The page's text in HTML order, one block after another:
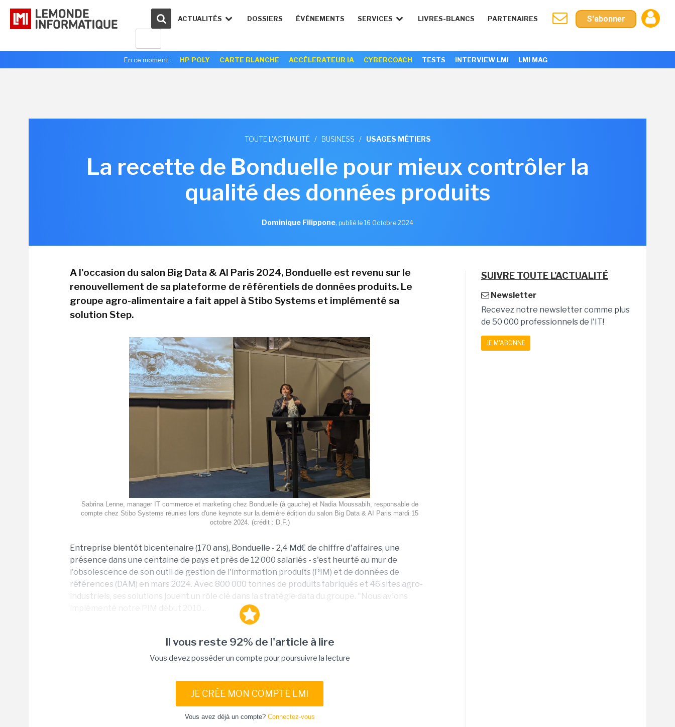
ACTUALITÉS DOSSIERS ÉVÉNEMENTS SERVICES LIVRES-BLANCS PARTENAIRES S'abonner
En ce moment : HP POLY CARTE BLANCHE ACCÉLERATEUR IA CYBERCOACH TESTS INTERVIEW LMI LMI MAG
TOUTE L'ACTUALITÉ / BUSINESS / USAGES MÉTIERS
La recette de Bonduelle pour mieux contrôler la
qualité des données produits
Dominique Filippone, publié le 16 Octobre 2024
A l'occasion du salon Big Data & AI Paris 2024, Bonduelle est revenu sur le
renouvellement de sa plateforme de référentiels de données produits. Le
groupe agro-alimentaire a fait appel à Stibo Systems et implémenté sa
solution Step.
Sabrina Lenne, manager IT commerce et marketing chez Bonduelle (à gauche) et Nadia Moussabih, responsable de
compte chez Stibo Systems réunies lors d'une keynote sur la dernière édition du salon Big Data & AI Paris mardi 15
octobre 2024. (crédit : D.F.)
Entreprise bientôt bicentenaire (170 ans), Bonduelle - 2,4 Md€ de chiffre d'affaires, une
présence dans une centaine de pays et près de 12 000 salariés - s'est heurté au mur de
l'obsolescence de son outil de gestion de l'information produits (PIM) et de données de
références (DAM) en mars 2024. Avec 800 000 tonnes de produits fabriqués et 46 sites agro-
industriels, ses solutions jouent un rôle clé dans la stratégie data du groupe. "Nous avions
Il vous reste 92% de l'article à lire
Vous devez posséder un compte pour poursuivre la lecture
JE CRÉE MON COMPTE LMI
Vous avez déjà un compte? Connectez-vous
SUIVRE TOUTE L'ACTUALITÉ
Newsletter
Recevez notre newsletter comme plus
de 50 000 professionnels de l'IT!
JE M'ABONNE